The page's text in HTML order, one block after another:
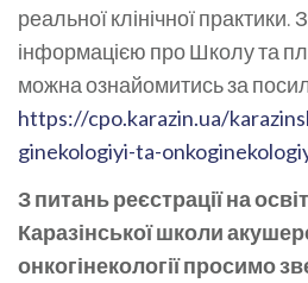
реальної клінічної
інформацією про Школу та
можна ознайомитись за
https://cpo.karazin.ua/
ginekologiyi-ta-
З питань реєстрації на
Каразінської школи
онкогінекології просимо